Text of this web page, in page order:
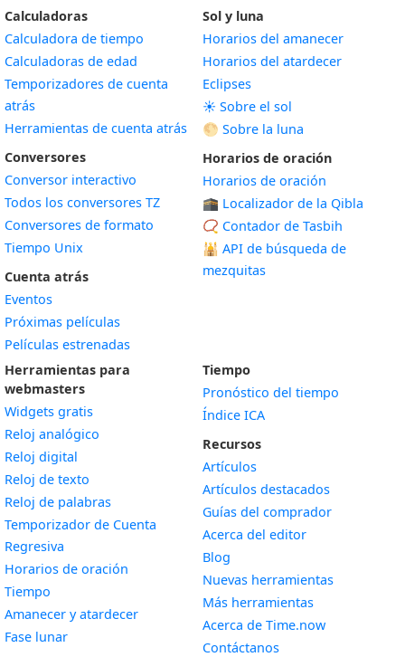
Calculadoras
Calculadora de tiempo
Calculadoras de edad
Temporizadores de cuenta
atrás
Herramientas de cuenta atrás
Conversores
Conversor interactivo
Todos los conversores TZ
Conversores de formato
Tiempo Unix
Cuenta atrás
Eventos
Próximas películas
Películas estrenadas
Sol y luna
Horarios del amanecer
Horarios del atardecer
Eclipses
☀️ Sobre el sol
🌕 Sobre la luna
Horarios de oración
Horarios de oración
🕋 Localizador de la Qibla
📿 Contador de Tasbih
🕌 API de búsqueda de
mezquitas
Herramientas para
webmasters
Widgets gratis
Reloj analógico
Reloj digital
Reloj de texto
Reloj de palabras
Temporizador de Cuenta
Regresiva
Horarios de oración
Tiempo
Amanecer y atardecerWidget
Fase lunarWidget
Tiempo
Pronóstico del tiempo
Índice ICA
Recursos
Artículos
Artículos destacados
Guías del comprador
Acerca del editor
Blog
Nuevas herramientas
Más herramientas
Acerca de Time.now
Contáctanos